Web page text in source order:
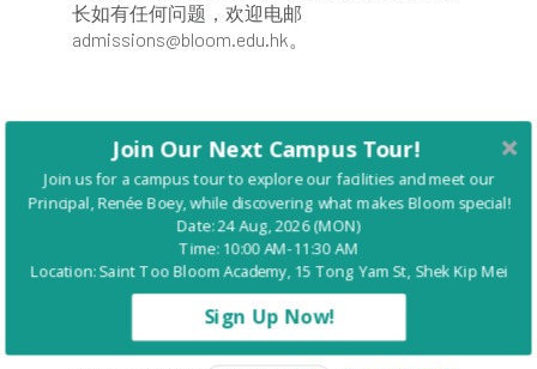
长如有任何问题，欢迎电邮
admissions@bloom.edu.hk。
参加简介会
报名参加我们下一个简介会，以便了解更多关
于百卉的资讯，并即时向我校院长和招生总监
提问任何问题。
提交包含证明文件的申请
Join Our Next Campus Tour!
Join us for a campus tour to explore our facilities and meet our
Principal, Renée Boey, while discovering what makes Bloom special!
Date: 24 Aug, 2026 (MON)
Time: 10:00 AM-11:30 AM
Location: Saint Too Bloom Academy, 15 Tong Yam St, Shek Kip Mei
Sign Up Now!